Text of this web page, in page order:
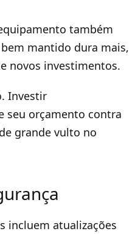
também
mantido dura mais,
novos investimentos.
Investir
seu orçamento contra
grande vulto no
incluem atualizações